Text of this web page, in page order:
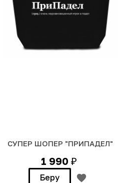
СУПЕР ШОПЕР "ПРИПАДЕЛ"
1 990₽
Беру